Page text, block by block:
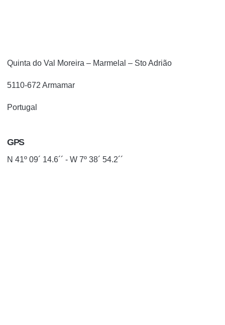
Quinta do Val Moreira – Marmelal – Sto Adrião
5110-672 Armamar
Portugal
GPS
N 41º 09´ 14.6´´ - W 7º 38´ 54.2´´